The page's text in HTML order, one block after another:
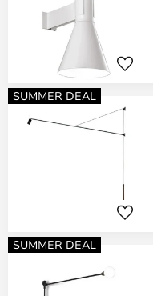
SUMMER DEAL
SUMMER DEAL